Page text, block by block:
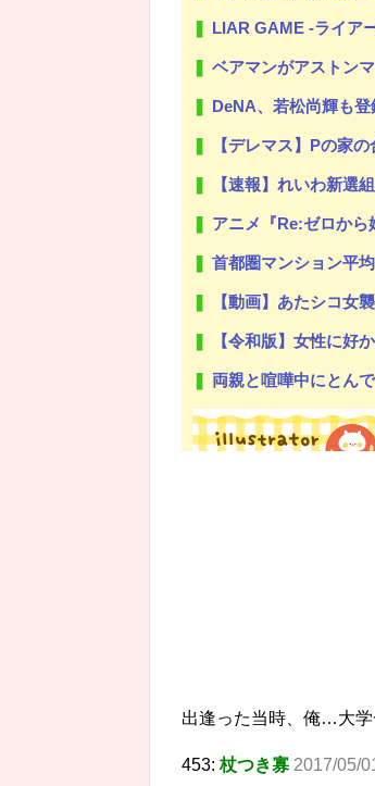
LIAR GAME -ライア
ベアマンがアストンマ
DeNA、若松尚輝も
【デレマス】Pの家
【速報】れいわ新選
アニメ『Re:ゼロから
首都圏マンション平
【動画】あたシコ
【令和版】女性に好
両親と喧嘩中にとんでも
出逢った当時、俺…大
453: 杖つき寡 2017/05/